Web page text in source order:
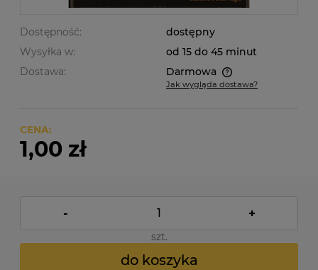
Dostępność:
dostępny
Wysyłka w:
od 15 do 45 minut
Dostawa:
Darmowa
Cena nie zawiera ewentualnych kosztów płatności
Jak wygląda dostawa?
CENA:
1,00 zł
- +
szt.
do koszyka